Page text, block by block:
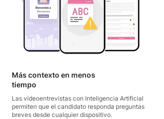
Más contexto en menos
tiempo
Las videoentrevistas con Inteligencia Artificial
permiten que el candidato responda preguntas
breves desde cualquier dispositivo.